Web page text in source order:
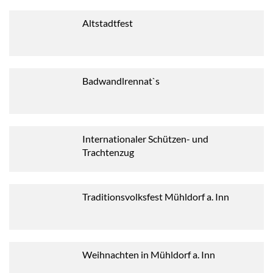
Altstadtfest
Badwandlrennat`s
Internationaler Schützen- und
Trachtenzug
Traditionsvolksfest Mühldorf a. Inn
Weihnachten in Mühldorf a. Inn